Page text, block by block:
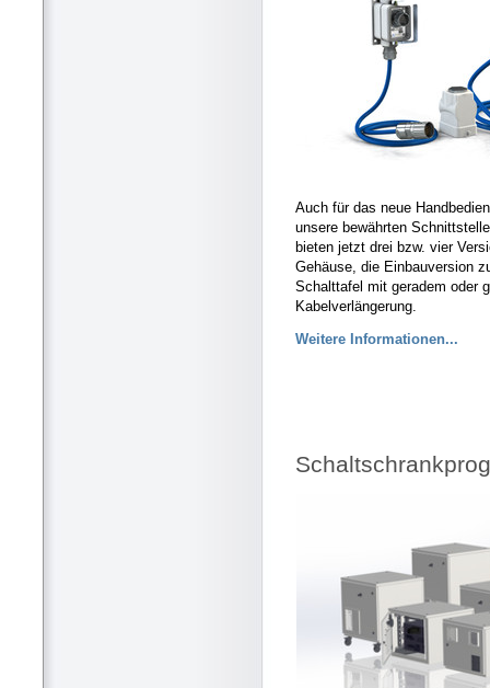
Auch für das neue
unsere bewährten
bieten jetzt drei bzw. vier
Gehäuse, die Einbauversion
Schalttafel mit geradem oder
Kabelverlängerung.
Weitere Informationen...